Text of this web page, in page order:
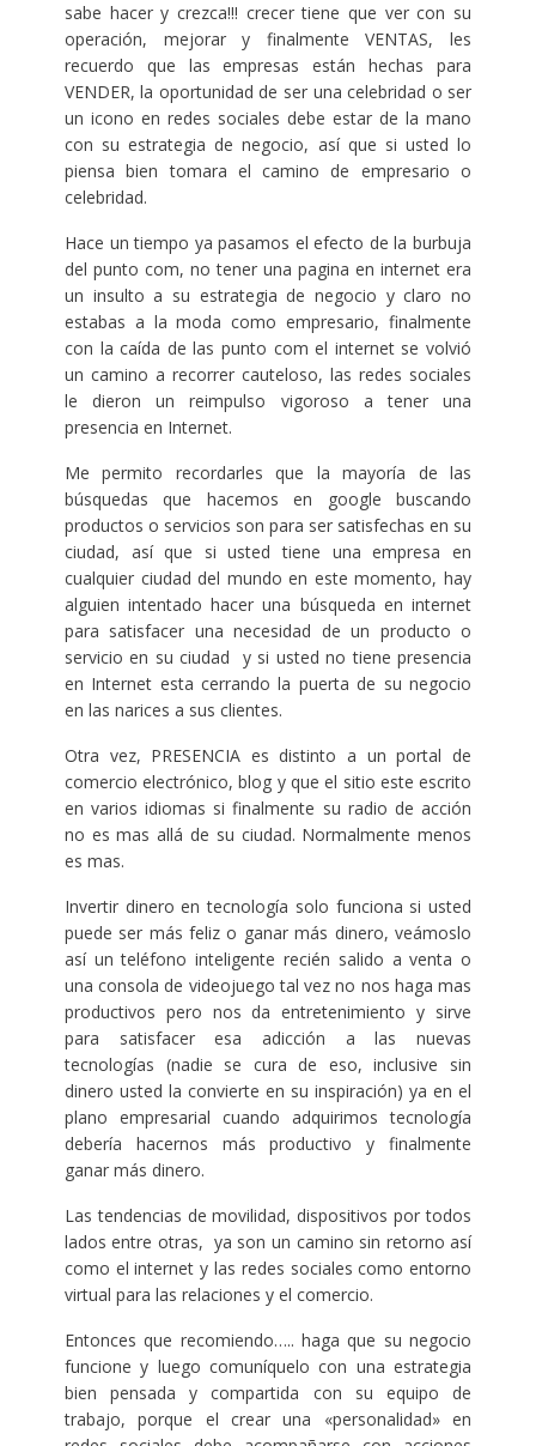
sabe hacer y crezca!!! crecer tiene que ver con su
operación, mejorar y finalmente VENTAS, les
recuerdo que las empresas están hechas para
VENDER, la oportunidad de ser una celebridad o ser
un icono en redes sociales debe estar de la mano
con su estrategia de negocio, así que si usted lo
piensa bien tomara el camino de empresario o
celebridad.
Hace un tiempo ya pasamos el efecto de la burbuja
del punto com, no tener una pagina en internet era
un insulto a su estrategia de negocio y claro no
estabas a la moda como empresario, finalmente
con la caída de las punto com el internet se volvió
un camino a recorrer cauteloso, las redes sociales
le dieron un reimpulso vigoroso a tener una
presencia en Internet.
Me permito recordarles que la mayoría de las
búsquedas que hacemos en google buscando
productos o servicios son para ser satisfechas en su
ciudad, así que si usted tiene una empresa en
cualquier ciudad del mundo en este momento, hay
alguien intentado hacer una búsqueda en internet
para satisfacer una necesidad de un producto o
servicio en su ciudad y si usted no tiene presencia
en Internet esta cerrando la puerta de su negocio
en las narices a sus clientes.
Otra vez, PRESENCIA es distinto a un portal de
comercio electrónico, blog y que el sitio este escrito
en varios idiomas si finalmente su radio de acción
no es mas allá de su ciudad. Normalmente menos
es mas.
Invertir dinero en tecnología solo funciona si usted
puede ser más feliz o ganar más dinero, veámoslo
así un teléfono inteligente recién salido a venta o
una consola de videojuego tal vez no nos haga mas
productivos pero nos da entretenimiento y sirve
para satisfacer esa adicción a las nuevas
tecnologías (nadie se cura de eso, inclusive sin
dinero usted la convierte en su inspiración) ya en el
plano empresarial cuando adquirimos tecnología
debería hacernos más productivo y finalmente
ganar más dinero.
Las tendencias de movilidad, dispositivos por todos
lados entre otras, ya son un camino sin retorno así
como el internet y las redes sociales como entorno
virtual para las relaciones y el comercio.
Entonces que recomiendo….. haga que su negocio
funcione y luego comuníquelo con una estrategia
bien pensada y compartida con su equipo de
trabajo, porque el crear una «personalidad» en